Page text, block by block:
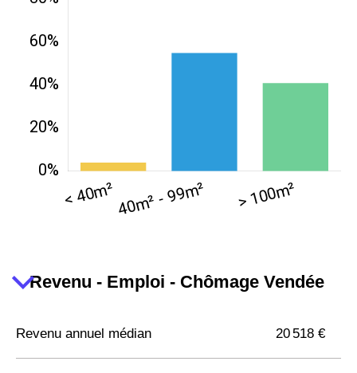
Revenu - Emploi - Chômage Vendée
Revenu annuel médian 20 518 €